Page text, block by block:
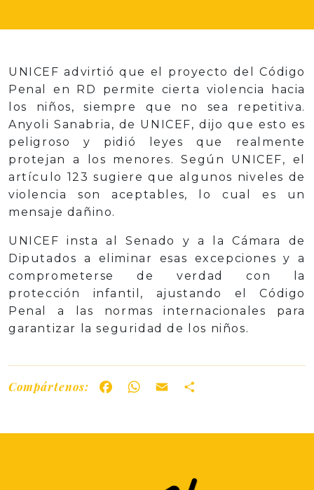
UNICEF advirtió que el proyecto del Código
Penal en RD permite cierta violencia hacia
los niños, siempre que no sea repetitiva.
Anyoli Sanabria, de UNICEF, dijo que esto es
peligroso y pidió leyes que realmente
protejan a los menores. Según UNICEF, el
artículo 123 sugiere que algunos niveles de
violencia son aceptables, lo cual es un
mensaje dañino.
UNICEF insta al Senado y a la Cámara de
Diputados a eliminar esas excepciones y a
comprometerse de verdad con la
protección infantil, ajustando el Código
Penal a las normas internacionales para
garantizar la seguridad de los niños.
Compártenos: FacebookWhatsApp
Email